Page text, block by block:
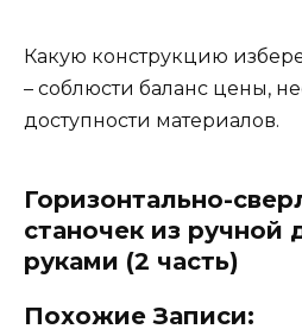
Какую конструкцию
– соблюсти баланс цены,
доступности материалов.
Горизонтально-
станочек из ручной
руками (2 часть)
Похожие Записи: